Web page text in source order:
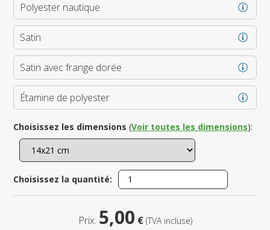
Polyester nautique
Satin
Satin avec frange dorée
Étamine de polyester
Choisissez les dimensions (Voir toutes les dimensions):
Choisissez la quantité:
Prix: 5,00 € (TVA incluse)